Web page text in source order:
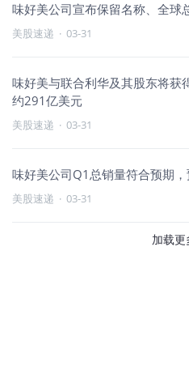
味好美公司宣布保留名称、全球
美股速递 · 03-31
味好美与联合利华及其股东将获
约291亿美元
美股速递 · 03-31
味好美公司Q1总销量符合预期
美股速递 · 03-31
加载更